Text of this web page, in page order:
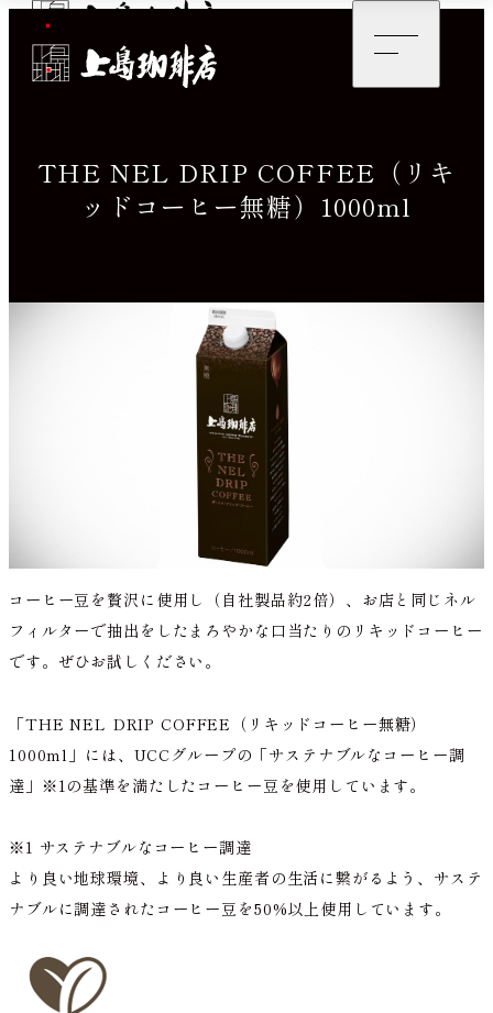
THE NEL DRIP COFFEE （リキ
ッドコーヒー無糖） 1000ml
コーヒー豆を贅沢に使用し（自社製品約2倍）、お店と同じネル
フィルターで抽出をしたまろやかな口当たりのリキッドコーヒー
です。ぜひお試しください。
「THE NEL DRIP COFFEE（リキッドコーヒー無糖）
1000ml」には、UCCグループの「サステナブルなコーヒー調
達」※1の基準を満たしたコーヒー豆を使用しています。
※1 サステナブルなコーヒー調達
より良い地球環境、より良い生産者の生活に繋がるよう、サステ
ナブルに調達されたコーヒー豆を50%以上使用しています。